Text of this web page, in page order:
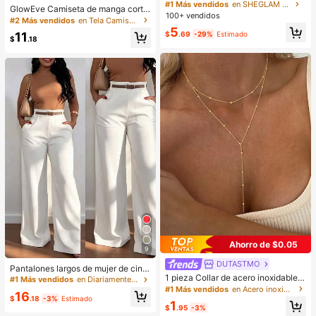
GlowEve Camiseta de manga corta
de cuello redondo de unicolor casu
r
#2 Más vendidos en Tela Camisetas De Mujer
$11.18
9
Pantalones largos de mujer de cintu
ra alta, pierna recta y ancha, casual
rsátiles y de calidad, de moda para l
#1 Más vendidos en Diariamente Pantalones De Mujer
$16.18 -3% Estimado
& Difuminador Prebase Marca de B
elleza Cosmética Maquillaje para
#1 Más vendidos
en SHEGLAM Maquillaje
100+ vendidos
$5.69 -29% Estimado
Ahorro de $0.05
DUTASTMO
1 pieza Collar de acero inoxidable d
e doble capa, collar largo con colga
ante de cuenta redonda, uso diario
#1 Más vendidos en Acero inoxidable Collares De Mujer
$1.95 -3%